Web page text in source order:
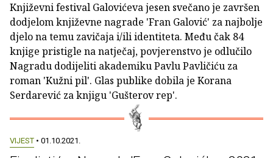
Književni festival Galovićeva jesen svečano je završen
dodjelom književne nagrade 'Fran Galović' za najbolje
djelo na temu zavičaja i/ili identiteta. Među čak 84
knjige pristigle na natječaj, povjerenstvo je odlučilo
Nagradu dodijeliti akademiku Pavlu Pavličiću za
roman 'Kužni pil'. Glas publike dobila je Korana
Serdarević za knjigu 'Gušterov rep'.
VIJEST • 01.10.2021.